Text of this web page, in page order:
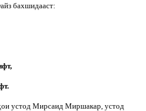
бахшидааст:
устод Мирсаид Миршакар устод